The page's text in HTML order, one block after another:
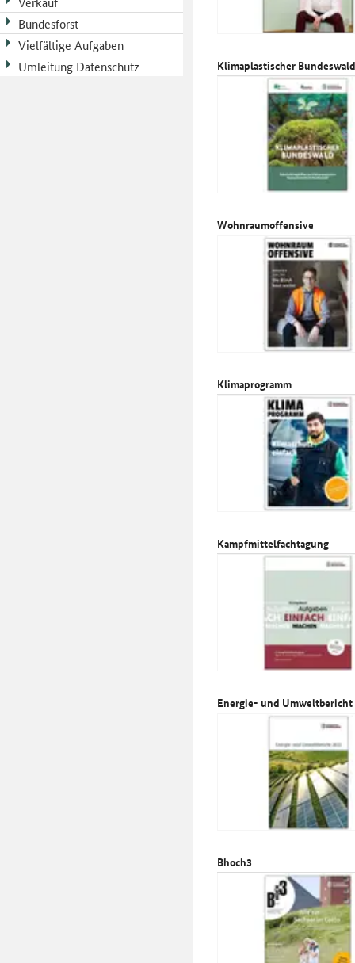
Bundesforst
Vielfältige Aufgaben
Umleitung Datenschutz
Klimaplastischer Bundeswald
Wohnraumoffensive
Klimaprogramm
Kampfmittelfachtagung
Energie- und Umweltbericht
Bhoch3